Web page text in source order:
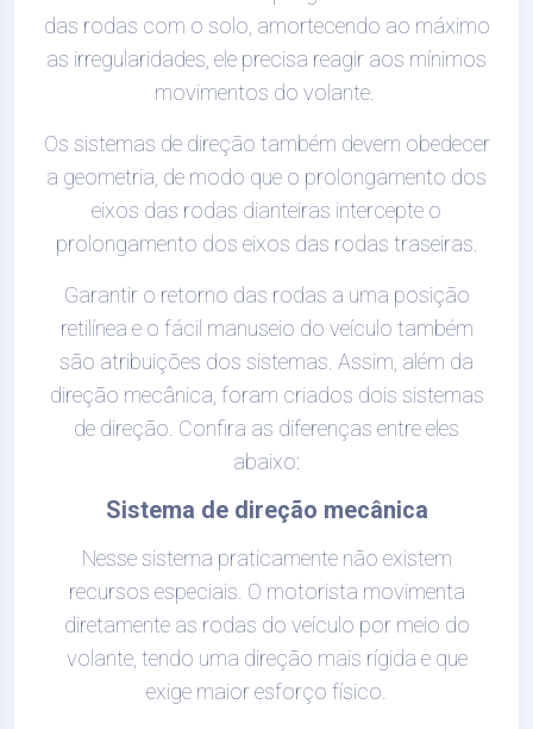
das rodas com o solo, amortecendo ao máximo
as irregularidades, ele precisa reagir aos mínimos
movimentos do volante.
Os sistemas de direção também devem obedecer
a geometria, de modo que o prolongamento dos
eixos das rodas dianteiras intercepte o
prolongamento dos eixos das rodas traseiras.
Garantir o retorno das rodas a uma posição
retilínea e o fácil manuseio do veículo também
são atribuições dos sistemas. Assim, além da
direção mecânica, foram criados dois sistemas
de direção. Confira as diferenças entre eles
abaixo:
Sistema de direção mecânica
Nesse sistema praticamente não existem
recursos especiais. O motorista movimenta
diretamente as rodas do veículo por meio do
volante, tendo uma direção mais rígida e que
exige maior esforço físico.